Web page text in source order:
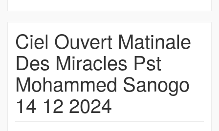
Ciel Ouvert Matinale
Des Miracles Pst
Mohammed Sanogo
14 12 2024